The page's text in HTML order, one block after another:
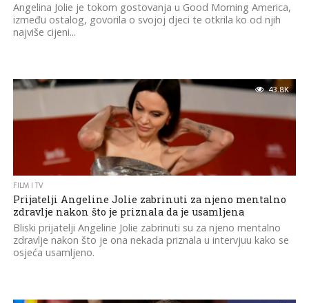
Angelina Jolie je tokom gostovanja u Good Morning America,
između ostalog, govorila o svojoj djeci te otkrila ko od njih
najviše cijeni...
43.8K
FILM I TV
Prijatelji Angeline Jolie zabrinuti za njeno mentalno
zdravlje nakon što je priznala da je usamljena
Bliski prijatelji Angeline Jolie zabrinuti su za njeno mentalno
zdravlje nakon što je ona nekada priznala u intervjuu kako se
osjeća usamljeno.